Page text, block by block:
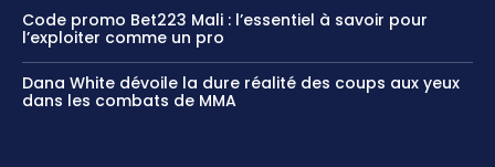
Code promo Bet223 Mali : l’essentiel à savoir pour
l’exploiter comme un pro
Dana White dévoile la dure réalité des coups aux yeux
dans les combats de MMA